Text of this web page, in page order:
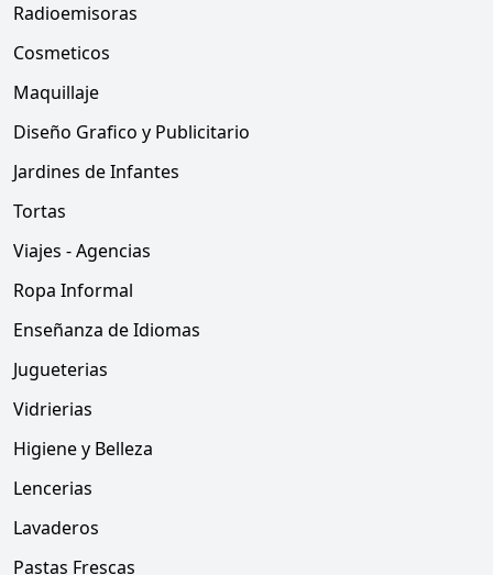
Radioemisoras
Cosmeticos
Maquillaje
Diseño Grafico y Publicitario
Jardines de Infantes
Tortas
Viajes - Agencias
Ropa Informal
Enseñanza de Idiomas
Jugueterias
Vidrierias
Higiene y Belleza
Lencerias
Lavaderos
Pastas Frescas